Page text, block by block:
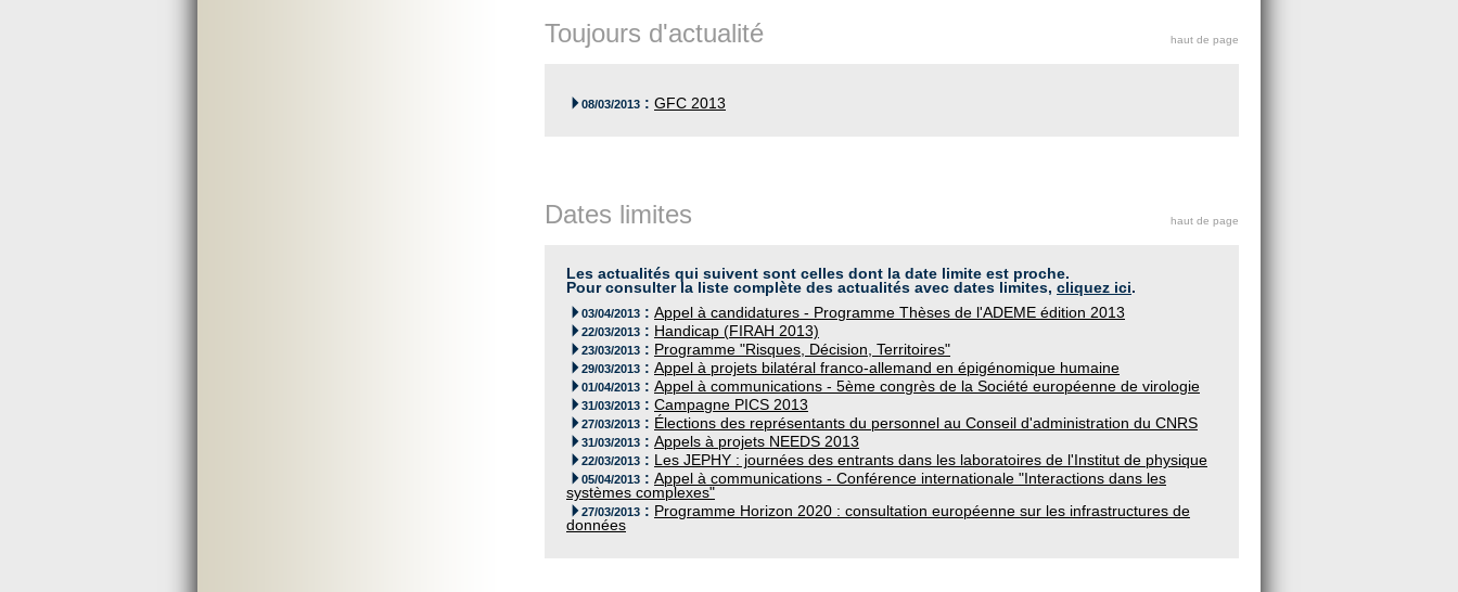
Toujours d'actualité haut de page
08/03/2013 : GFC 2013
Dates limites haut de page
Les actualités qui suivent sont celles dont la date limite est proche.
Pour consulter la liste complète des actualités avec dates limites, cliquez ici.
03/04/2013 : Appel à candidatures - Programme Thèses de l'ADEME édition 2013
22/03/2013 : Handicap (FIRAH 2013)
23/03/2013 : Programme "Risques, Décision, Territoires"
29/03/2013 : Appel à projets bilatéral franco-allemand en épigénomique humaine
01/04/2013 : Appel à communications - 5ème congrès de la Société européenne de virologie
31/03/2013 : Campagne PICS 2013
27/03/2013 : Élections des représentants du personnel au Conseil d'administration du CNRS
31/03/2013 : Appels à projets NEEDS 2013
22/03/2013 : Les JEPHY : journées des entrants dans les laboratoires de l'Institut de physique
05/04/2013 : Appel à communications - Conférence internationale "Interactions dans les
systèmes complexes"
27/03/2013 : Programme Horizon 2020 : consultation européenne sur les infrastructures de
données